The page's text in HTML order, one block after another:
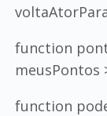
function
meusPontos
function